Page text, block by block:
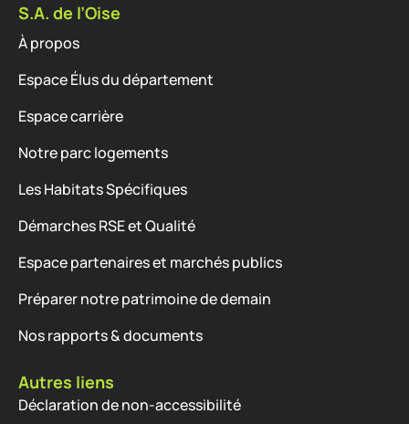
S.A. de l’Oise
À propos
Espace Élus du département
Espace carrière
Notre parc logements
Les Habitats Spécifiques
Démarches RSE et Qualité
Espace partenaires et marchés publics
Préparer notre patrimoine de demain
Nos rapports & documents
Autres liens
Déclaration de non-accessibilité